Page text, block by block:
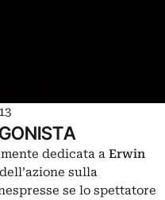
dedicata a Erwin
sulla
se lo spettatore